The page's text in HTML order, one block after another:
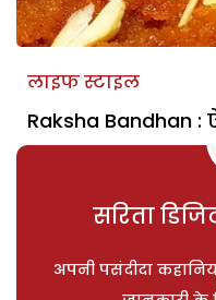
लाइफ स्टाइल
Raksha Bandhan
सरिता
अपनी पसंदीदा